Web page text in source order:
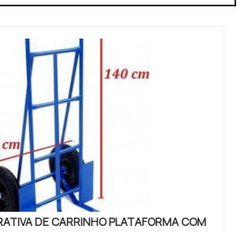
a procura é por
conseguirá assertividade com
com os...
DE CARRINHO PLATAFORMA COM